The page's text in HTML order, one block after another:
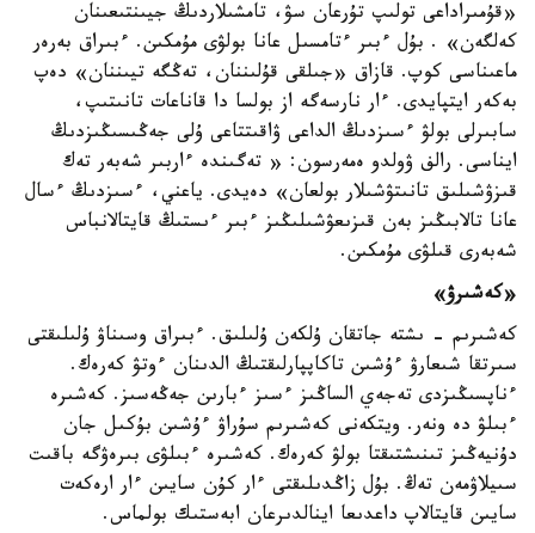
«قۇمىراداعى تولىپ تۇرعان سۋ، تامشىلاردىڭ جيىنتىعىنان
كەلگەن» . بۇل ءبىر ءتامسىل عانا بولۋى مۇمكىن. ءبىراق بەرەر
ماعىناسى كوپ. قازاق «جىلقى قۇلىننان، تەڭگە تيىننان» دەپ
بەكەر ايتپايدى. ءار نارسەگە از بولسا دا قاناعات تانىتىپ،
سابىرلى بولۋ ءسىزدىڭ الداعى ۋاقىتتاعى ۇلى جەڭىسىڭىزدىڭ
ايناسى. رالف ۋولدو ەمەرسون: « تەگىندە ءاربىر شەبەر تەك
قىزۋشىلىق تانىتۋشىلار بولعان» دەيدى. ياعني، ءسىزدىڭ ءسال
عانا تالابىڭىز بەن قىزىعۋشىلىڭىز ءبىر ءىستىڭ قايتالانباس
شەبەرى قىلۋى مۇمكىن.
«كەشىرۋ»
كەشىرىم - ىشتە جاتقان ۇلكەن ۇلىلىق. ءبىراق وسىناۋ ۇلىلىقتى
سىرتقا شىعارۋ ءۇشىن تاكاپپارلىقتىڭ الدىنان ءوتۋ كەرەك.
ءناپسىڭىزدى تەجەي الساڭىز ءسىز ءبارىن جەڭەسىز. كەشىرە
ءبىلۋ دە ونەر. ويتكەنى كەشىرىم سۇراۋ ءۇشىن بۇكىل جان
دۇنيەڭىز تىنىشتىقتا بولۋ كەرەك. كەشىرە ءبىلۋى بىرەۋگە باقىت
سىيلاۋمەن تەڭ. بۇل زاڭدىلىقتى ءار كۇن سايىن ءار ارەكەت
سايىن قايتالاپ داعدىعا اينالدىرعان ابەستىك بولماس.